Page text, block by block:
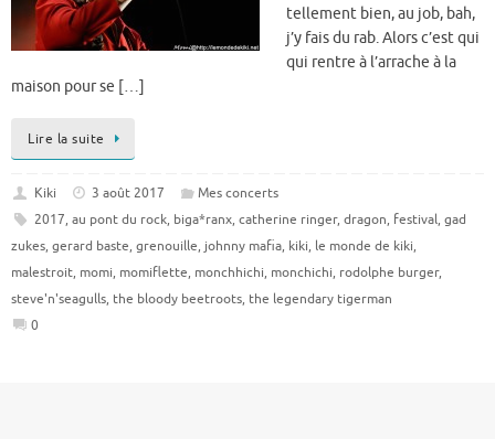
tellement bien, au job, bah,
j’y fais du rab. Alors c’est qui
qui rentre à l’arrache à la
maison pour se […]
Lire la suite
Kiki 3 août 2017
Mes concerts
2017, au pont du rock, biga*ranx, catherine ringer, dragon, festival, gad
zukes, gerard baste, grenouille, johnny mafia, kiki, le monde de kiki,
malestroit, momi, momiflette, monchhichi, monchichi, rodolphe burger,
steve'n'seagulls, the bloody beetroots, the legendary tigerman
0